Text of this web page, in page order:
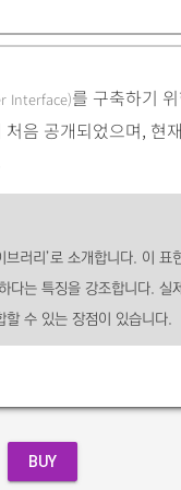
Interface)를 구축하기
음 공개되었으며, 현
브러리’로 소개합니다. 이
다는 특징을 강조합니다. 실
할 수 있는 장점이 있습니다.
BUY